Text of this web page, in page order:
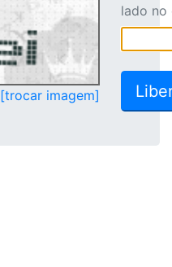
[trocar imagem]
lado no